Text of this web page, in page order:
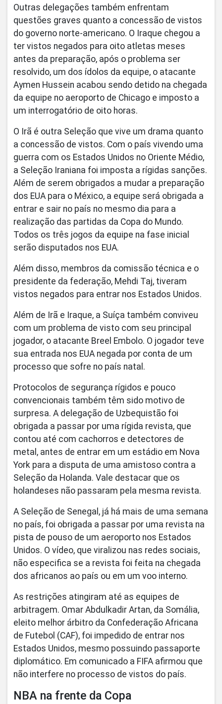
Outras delegações também enfrentam
questões graves quanto a concessão de vistos
do governo norte-americano. O Iraque chegou a
ter vistos negados para oito atletas meses
antes da preparação, após o problema ser
resolvido, um dos ídolos da equipe, o atacante
Aymen Hussein acabou sendo detido na chegada
da equipe no aeroporto de Chicago e imposto a
um interrogatório de oito horas.
O Irã é outra Seleção que vive um drama quanto
a concessão de vistos. Com o país vivendo uma
guerra com os Estados Unidos no Oriente Médio,
a Seleção Iraniana foi imposta a rígidas sanções.
Além de serem obrigados a mudar a preparação
dos EUA para o México, a equipe será obrigada a
entrar e sair no país no mesmo dia para a
realização das partidas da Copa do Mundo.
Todos os três jogos da equipe na fase inicial
serão disputados nos EUA.
Além disso, membros da comissão técnica e o
presidente da federação, Mehdi Taj, tiveram
vistos negados para entrar nos Estados Unidos.
Além de Irã e Iraque, a Suíça também conviveu
com um problema de visto com seu principal
jogador, o atacante Breel Embolo. O jogador teve
sua entrada nos EUA negada por conta de um
processo que sofre no país natal.
Protocolos de segurança rígidos e pouco
convencionais também têm sido motivo de
surpresa. A delegação de Uzbequistão foi
obrigada a passar por uma rígida revista, que
contou até com cachorros e detectores de
metal, antes de entrar em um estádio em Nova
York para a disputa de uma amistoso contra a
Seleção da Holanda. Vale destacar que os
holandeses não passaram pela mesma revista.
A Seleção de Senegal, já há mais de uma semana
no país, foi obrigada a passar por uma revista na
pista de pouso de um aeroporto nos Estados
Unidos. O vídeo, que viralizou nas redes sociais,
não especifica se a revista foi feita na chegada
dos africanos ao país ou em um voo interno.
As restrições atingiram até as equipes de
arbitragem. Omar Abdulkadir Artan, da Somália,
eleito melhor árbitro da Confederação Africana
de Futebol (CAF), foi impedido de entrar nos
Estados Unidos, mesmo possuindo passaporte
diplomático. Em comunicado a FIFA afirmou que
não interfere no processo de vistos do país.
NBA na frente da Copa